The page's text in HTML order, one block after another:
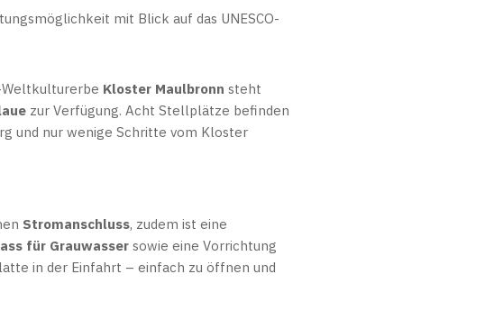
mit Blick auf das UNESCO-
Weltkulturerbe Kloster Maulbronn steht
zur Verfügung. Acht Stellplätze befinden
und nur wenige Schritte vom Kloster
Stromanschluss, zudem ist eine
für Grauwasser sowie eine Vorrichtung
in der Einfahrt – einfach zu öffnen und